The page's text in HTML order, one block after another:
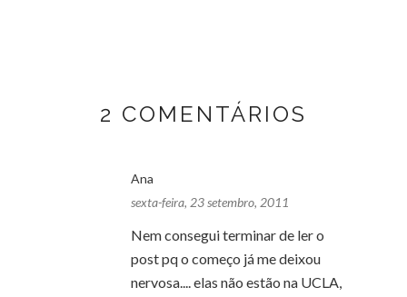
2 COMENTÁRIOS
Ana
sexta-feira, 23 setembro, 2011
Nem consegui terminar de ler o
post pq o começo já me deixou
nervosa.... elas não estão na UCLA,